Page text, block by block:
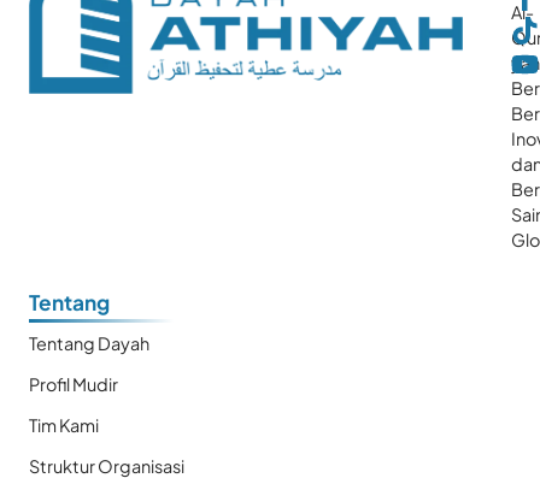
Al-
Tentang
Tentang Dayah
Profil Mudir
Tim Kami
Struktur Organisasi